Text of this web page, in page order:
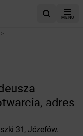
MENU
>
adres
31, Józefów.